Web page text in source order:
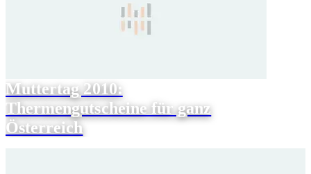
Muttertag 2010:
Thermengutscheine für ganz
Österreich